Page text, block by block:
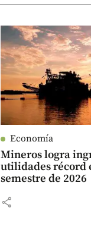
Economía
Mineros logra
utilidades récord
semestre de 2026
share